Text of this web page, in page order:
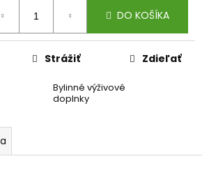
DO KOŠÍKA
Bylinné výživové
doplnky
Strážiť Zdieľať